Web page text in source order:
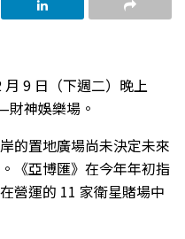
9 日（下週二）晚上
神娛樂場。
的置地廣場尚未決定未來
《亞博匯》在今年年初指
營運的 11 家衛星賭場中